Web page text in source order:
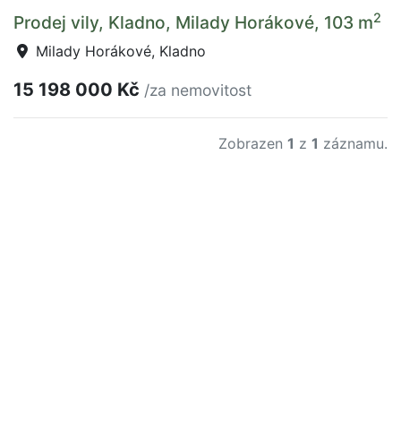
Prodej vily, Kladno, Milady Horákové, 103 m2
Milady Horákové, Kladno
15 198 000 Kč /za nemovitost
Zobrazen 1 z 1 záznamu.